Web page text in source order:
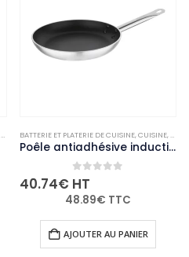
MARMITES ET CASSEROLES, NON-PALETTISABLE
BATTERIE ET PLATERIE DE CUISINE,CUISINE,
Poêle antiadhésive induction Vogue 280mm
0out of 5
40.74€ HT
48.89€ TTC
AJOUTER AU PANIER